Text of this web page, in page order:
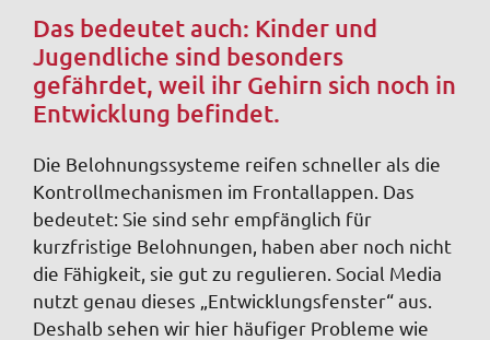
Das bedeutet auch: Kinder und
Jugendliche sind besonders
gefährdet, weil ihr Gehirn sich noch in
Entwicklung befindet.
Die Belohnungssysteme reifen schneller als die
Kontrollmechanismen im Frontallappen. Das
bedeutet: Sie sind sehr empfänglich für
kurzfristige Belohnungen, haben aber noch nicht
die Fähigkeit, sie gut zu regulieren. Social Media
nutzt genau dieses „Entwicklungsfenster“ aus.
Deshalb sehen wir hier häufiger Probleme wie